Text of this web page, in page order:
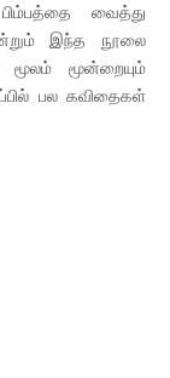
வைத்து
இந்த நூலை
மூன்றையும்
பல கவிதைகள்